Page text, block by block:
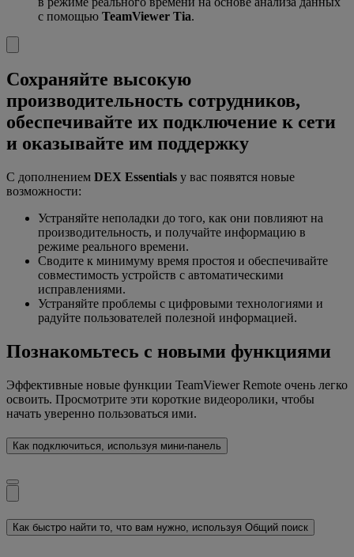
с помощью TeamViewer Tia.
Сохраняйте высокую
производительность сотрудников,
обеспечивайте их подключение к сети
и оказывайте им поддержку
С дополнением DEX Essentials у вас появятся новые
возможности:
Устраняйте неполадки до того, как они повлияют на
производительность, и получайте информацию в
режиме реального времени.
Сводите к минимуму время простоя и обеспечивайте
совместимость устройств с автоматическими
исправлениями.
Устраняйте проблемы с цифровыми технологиями и
радуйте пользователей полезной информацией.
Познакомьтесь с новыми функциями
Эффективные новые функции TeamViewer Remote очень легко
освоить. Просмотрите эти короткие видеоролики, чтобы
начать уверенно пользоваться ими.
Как подключиться, используя мини-панель
Как быстро найти то, что вам нужно, используя Общий поиск